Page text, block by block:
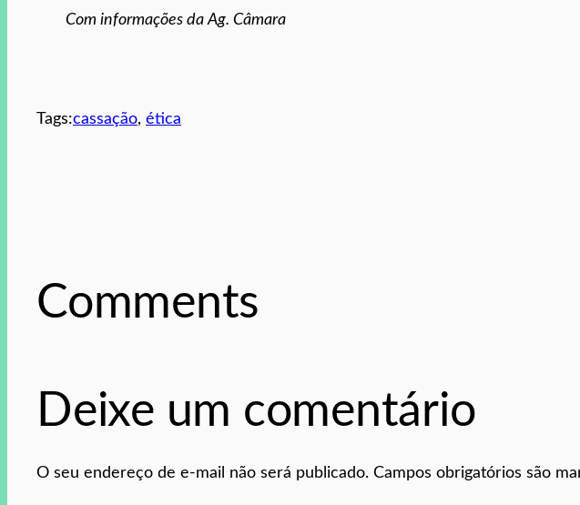
Com informações da Ag. Câmara
Tags:cassação, ética
Comments
Deixe um comentário
O seu endereço de e-mail não será publicado. Campos obrigatórios são